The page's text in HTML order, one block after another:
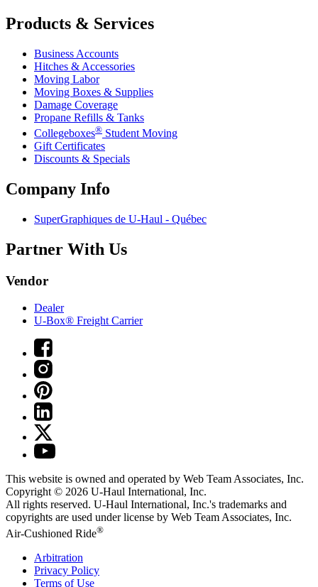
Products & Services
Business Accounts
Hitches & Accessories
Moving Labor
Moving Boxes & Supplies
Damage Coverage
Propane Refills & Tanks
Collegeboxes® Student Moving
Gift Certificates
Discounts & Specials
Company Info
SuperGraphiques de U-Haul - Québec
Partner With Us
Vendor
Dealer
U-Box® Freight Carrier
This website is owned and operated by Web Team Associates, Inc.
Copyright © 2026 U-Haul International, Inc.
All rights reserved. U-Haul International, Inc.'s trademarks and
copyrights are used under license by Web Team Associates, Inc.
Air-Cushioned Ride®
Arbitration
Privacy Policy
Terms of Use